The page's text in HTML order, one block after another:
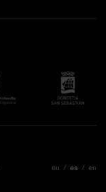
eu es en